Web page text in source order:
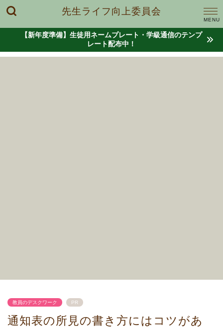
先生ライフ向上委員会
【新年度準備】生徒用ネームプレート・学級通信のテンプ
レート配布中！
教員のデスクワーク PR
通知表の所見の書き方にはコツがあ